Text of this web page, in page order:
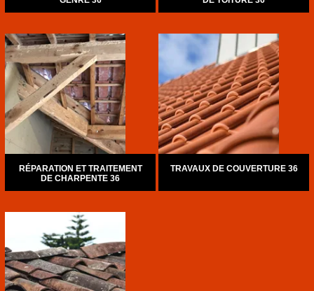
RÉPARATION ET TRAITEMENT
DE CHARPENTE 36
TRAVAUX DE COUVERTURE 36